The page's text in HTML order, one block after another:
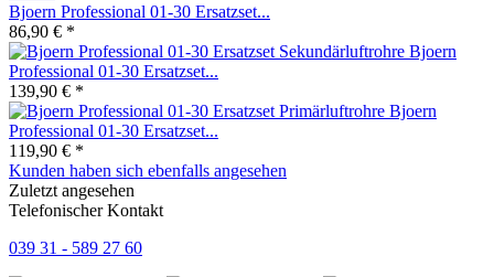
Bjoern Professional 01-30 Ersatzset...
86,90 € *
Bjoern
Professional 01-30 Ersatzset...
139,90 € *
Bjoern
Professional 01-30 Ersatzset...
119,90 € *
Kunden haben sich ebenfalls angesehen
Zuletzt angesehen
Telefonischer Kontakt
039 31 - 589 27 60